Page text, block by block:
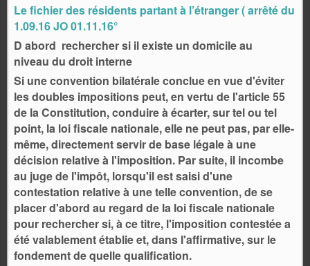
Le fichier des résidents partant à l’étranger ( arrêté du
1.09.16 JO 01.11.16°
D abord rechercher si il existe un domicile au
niveau du droit interne
Si une convention bilatérale conclue en vue d'éviter
les doubles impositions peut, en vertu de l'article 55
de la Constitution, conduire à écarter, sur tel ou tel
point, la loi fiscale nationale, elle ne peut pas, par elle-
même, directement servir de base légale à une
décision relative à l'imposition. Par suite, il incombe
au juge de l'impôt, lorsqu'il est saisi d'une
contestation relative à une telle convention, de se
placer d'abord au regard de la loi fiscale nationale
pour rechercher si, à ce titre, l'imposition contestée a
été valablement établie et, dans l'affirmative, sur le
fondement de quelle qualification.